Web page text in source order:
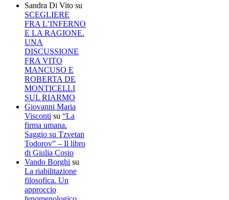
Sandra Di Vito su
SCEGLIERE
FRA L’INFERNO
E LA RAGIONE.
UNA
DISCUSSIONE
FRA VITO
MANCUSO E
ROBERTA DE
MONTICELLI
SUL RIARMO
Giovanni Maria
Visconti su “La
firma umana.
Saggio su Tzvetan
Todorov” – Il libro
di Giulia Cosio
Vando Borghi su
La riabilitazione
filosofica. Un
approccio